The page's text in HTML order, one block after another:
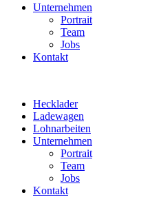
Unternehmen
Portrait
Team
Jobs
Kontakt
Hecklader
Ladewagen
Lohnarbeiten
Unternehmen
Portrait
Team
Jobs
Kontakt